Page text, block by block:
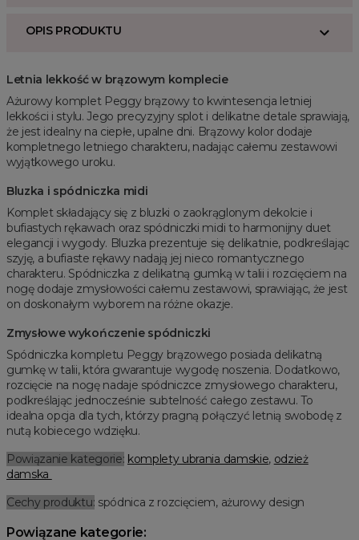
OPIS PRODUKTU
Letnia lekkość w brązowym komplecie
Ażurowy komplet Peggy brązowy to kwintesencja letniej
lekkości i stylu. Jego precyzyjny splot i delikatne detale sprawiają,
że jest idealny na ciepłe, upalne dni. Brązowy kolor dodaje
kompletnego letniego charakteru, nadając całemu zestawowi
wyjątkowego uroku.
Bluzka i spódniczka midi
Komplet składający się z bluzki o zaokrąglonym dekolcie i
bufiastych rękawach oraz spódniczki midi to harmonijny duet
elegancji i wygody. Bluzka prezentuje się delikatnie, podkreślając
szyję, a bufiaste rękawy nadają jej nieco romantycznego
charakteru. Spódniczka z delikatną gumką w talii i rozcięciem na
nogę dodaje zmysłowości całemu zestawowi, sprawiając, że jest
on doskonałym wyborem na różne okazje.
Zmysłowe wykończenie spódniczki
Spódniczka kompletu Peggy brązowego posiada delikatną
gumkę w talii, która gwarantuje wygodę noszenia. Dodatkowo,
rozcięcie na nogę nadaje spódniczce zmysłowego charakteru,
podkreślając jednocześnie subtelność całego zestawu. To
idealna opcja dla tych, którzy pragną połączyć letnią swobodę z
nutą kobiecego wdzięku.
Powiązanie kategorie: komplety ubrania damskie, odzież
damska
Cechy produktu: spódnica z rozcięciem, ażurowy design
Powiązane kategorie: